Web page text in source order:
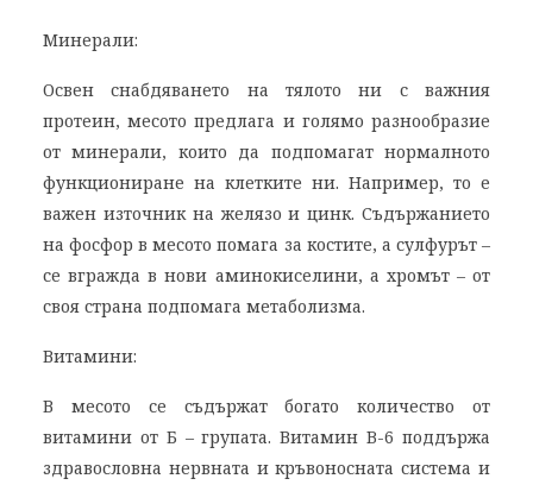
Минерали:
Освен снабдяването на тялото ни с важния
протеин, месото предлага и голямо разнообразие
от минерали, които да подпомагат нормалното
функциониране на клетките ни. Например, то е
важен източник на желязо и цинк. Съдържанието
на фосфор в месото помага за костите, а сулфурът –
се вгражда в нови аминокиселини, а хромът – от
своя страна подпомага метаболизма.
Витамини:
В месото се съдържат богато количество от
витамини от Б – групата. Витамин B-6 поддържа
здравословна нервната и кръвоносната система и